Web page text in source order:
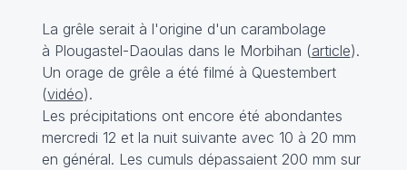
La grêle serait à l'origine d'un carambolage
à Plougastel-Daoulas dans le Morbihan (article).
Un orage de grêle a été filmé à Questembert
(vidéo).
Les précipitations ont encore été abondantes
mercredi 12 et la nuit suivante avec 10 à 20 mm
en général. Les cumuls dépassaient 200 mm sur